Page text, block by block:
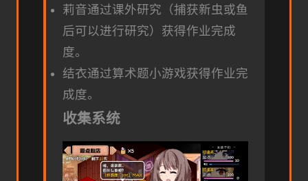
莉音通过课外研究（捕获新虫或鱼
后可以进行研究）获得作业完成
度。
结衣通过算术题小游戏获得作业完
成度。
收集系统